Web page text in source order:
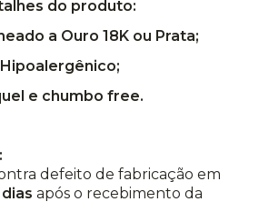
do produto:
a Ouro 18K ou Prata;
e chumbo free.
defeito de fabricação em
dias após o recebimento da